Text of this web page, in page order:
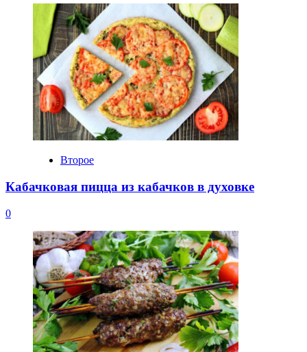
Второе
Кабачковая пицца из кабачков в духовке
0